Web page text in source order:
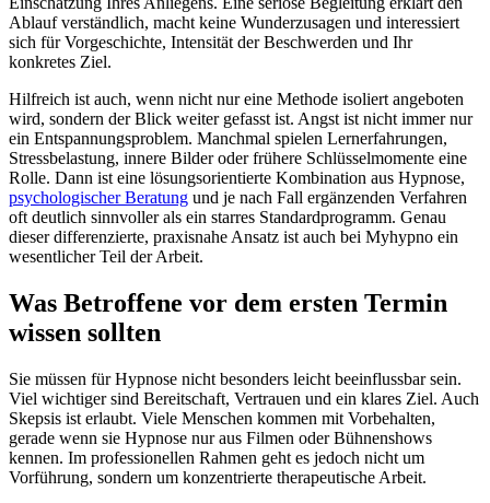
Ablauf verständlich, macht keine Wunderzusagen und interessiert
sich für Vorgeschichte, Intensität der Beschwerden und Ihr
konkretes Ziel.
Hilfreich ist auch, wenn nicht nur eine Methode isoliert angeboten
wird, sondern der Blick weiter gefasst ist. Angst ist nicht immer nur
ein Entspannungsproblem. Manchmal spielen Lernerfahrungen,
Stressbelastung, innere Bilder oder frühere Schlüsselmomente eine
Rolle. Dann ist eine lösungsorientierte Kombination aus Hypnose,
psychologischer Beratung und je nach Fall ergänzenden Verfahren
oft deutlich sinnvoller als ein starres Standardprogramm. Genau
dieser differenzierte, praxisnahe Ansatz ist auch bei Myhypno ein
wesentlicher Teil der Arbeit.
Was Betroffene vor dem ersten Termin
wissen sollten
Sie müssen für Hypnose nicht besonders leicht beeinflussbar sein.
Viel wichtiger sind Bereitschaft, Vertrauen und ein klares Ziel. Auch
Skepsis ist erlaubt. Viele Menschen kommen mit Vorbehalten,
gerade wenn sie Hypnose nur aus Filmen oder Bühnenshows
kennen. Im professionellen Rahmen geht es jedoch nicht um
Vorführung, sondern um konzentrierte therapeutische Arbeit.